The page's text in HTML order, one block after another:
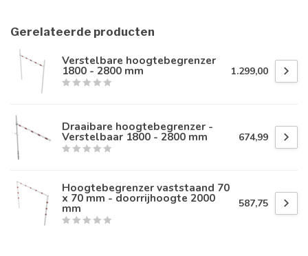
Gerelateerde producten
Verstelbare hoogtebegrenzer
1800 - 2800 mm 1.299,00
Draaibare hoogtebegrenzer -
Verstelbaar 1800 - 2800 mm 674,99
Hoogtebegrenzer vaststaand 70
x 70 mm - doorrijhoogte 2000
mm 587,75